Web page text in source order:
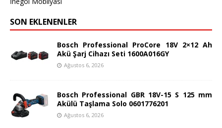
SON EKLENENLER
Bosch Professional ProCore 18V 2×12 Ah
Akü Şarj Cihazı Seti 1600A016GY
Ağustos 6, 2026
Bosch Professional GBR 18V-15 S 125 mm
Akülü Taşlama Solo 0601776201
Ağustos 6, 2026